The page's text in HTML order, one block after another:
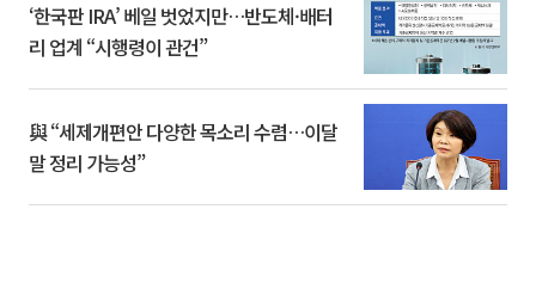
‘한국판 IRA’ 베일 벗었지만…반도체·배터
리 업계 “시행령이 관건”
與 “세제개편안 다양한 목소리 수렴…이달
말 정리 가능성”